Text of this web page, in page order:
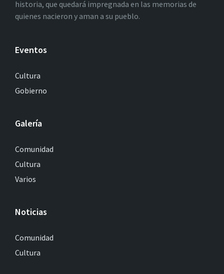
historia, que quedará impregnada en las memorias de
quienes nacieron y aman a su pueblo.
Eventos
Cultura
Gobierno
Galería
Comunidad
Cultura
Varios
Noticias
Comunidad
Cultura